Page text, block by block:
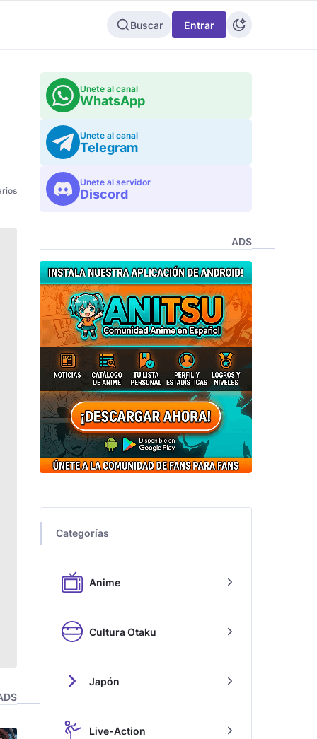
Buscar Entrar
Unete al canal
WhatsApp
Unete al canal
Telegram
Unete al servidor
Discord
ADS
Categorías
Anime
Cultura Otaku
Japón
Live-Action